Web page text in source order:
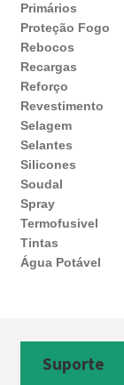
Primários
Proteção Fogo
Rebocos
Recargas
Reforço
Revestimento
Selagem
Selantes
Silicones
Soudal
Spray
Termofusivel
Tintas
Água Potável
Suporte